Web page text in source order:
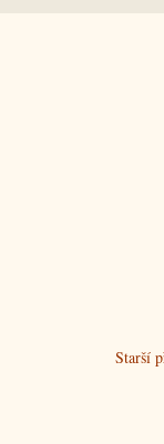
Starší